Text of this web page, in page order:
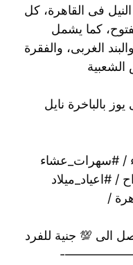
فى القاهرة، كل
كما يشمل
الغربى، والفقرة
الشعبية
بالباخرة نايل
/ #سهرات_عشاء
/ #اعياد_ميلاد
/
الى 💯 جنية للفرد